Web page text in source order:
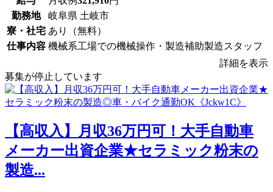
勤務地
岐阜県 土岐市
寮・社宅 あり（無料）
仕事内容 機械系工場での機械操作・製造補助製造スタッフ
詳細を表示
募集が停止しています
【高収入】月収36万円可！大手自動車
メーカー出資企業★セラミック粉末の
製造...